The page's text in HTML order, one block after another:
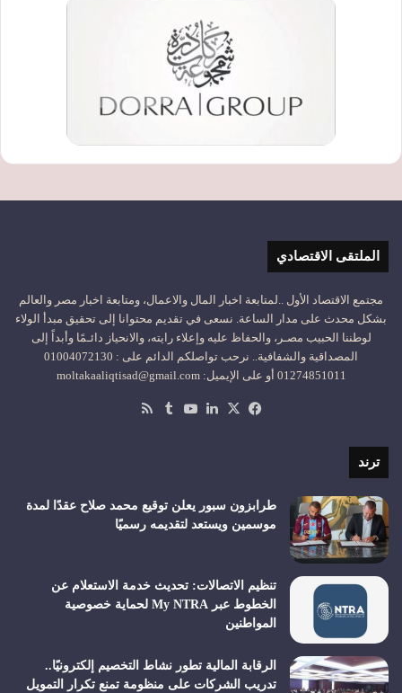
الملتقى الاقتصادي
مجتمع الاقتصاد الأول ..لمتابعة اخبار المال والاعمال، ومتابعة اخبار مصر والعالم
بشكل محدث على مدار الساعة. نسعى في تقديم محتوانا إلى تحقيق مبدأ الولاء
لوطننا الحبيب مصـر، والحفاظ عليه وإعلاء رايته، والانحياز دائـمًا وأبداً إلى
المصداقية والشفافية.. نرحب تواصلكم الدائم على : 01004072130
01274851011 أو على الإيميل: moltakaaliqtisad@gmail.com
فيسبوك
‫X لينكدإن‫YouTube
ترند
طرابزون سبور يعلن توقيع محمد صلاح عقدًا لمدة
موسمين ويستعد لتقديمه رسميًا
تنظيم الاتصالات: تحديث خدمة الاستعلام عن
الخطوط عبر My NTRA لحماية خصوصية
المواطنين
الرقابة المالية تطور نشاط التخصيم إلكترونيًا..
تدريب الشركات على منظومة تمنع تكرار التمويل